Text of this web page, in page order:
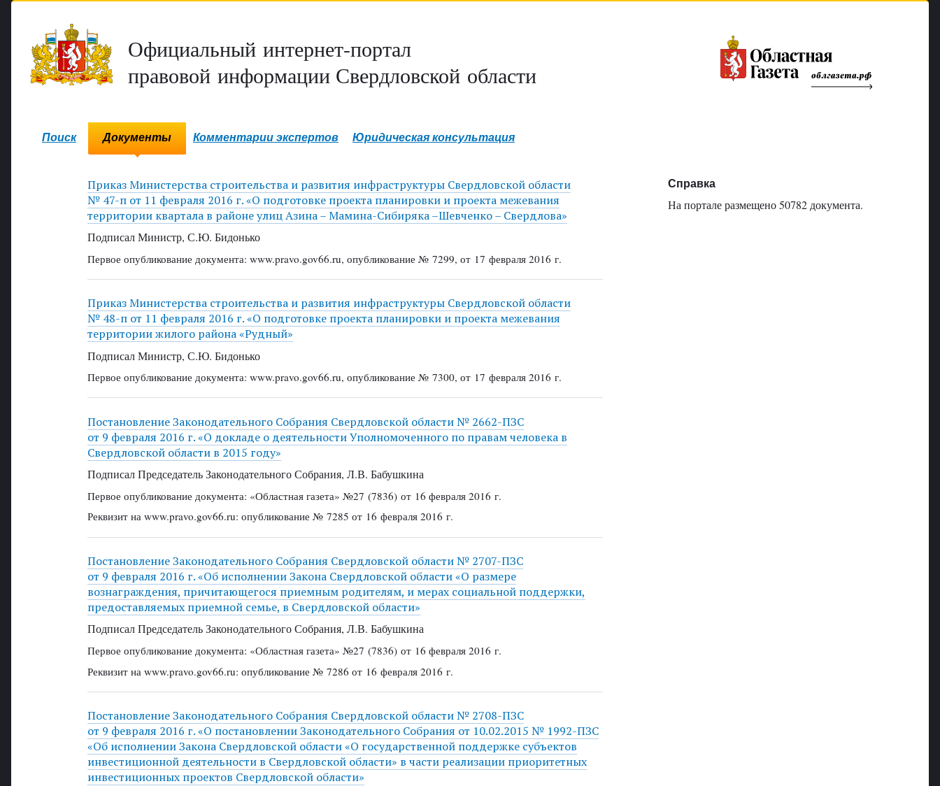
Официальный интернет-портал
правовой информации Свердловской области
Поиск Документы Комментарии экспертов Юридическая консультация
Приказ Министерства строительства и развития инфраструктуры Свердловской области
№ 47-п от 11 февраля 2016 г. «О подготовке проекта планировки и проекта межевания
территории квартала в районе улиц Азина – Мамина-Сибиряка –Шевченко – Свердлова»
Подписал Министр, С.Ю. Бидонько
Первое опубликование документа: www.pravo.gov66.ru, опубликование № 7299, от 17 февраля 2016 г.
Приказ Министерства строительства и развития инфраструктуры Свердловской области
№ 48-п от 11 февраля 2016 г. «О подготовке проекта планировки и проекта межевания
территории жилого района «Рудный»
Подписал Министр, С.Ю. Бидонько
Первое опубликование документа: www.pravo.gov66.ru, опубликование № 7300, от 17 февраля 2016 г.
Постановление Законодательного Собрания Свердловской области № 2662-ПЗС
от 9 февраля 2016 г. «О докладе о деятельности Уполномоченного по правам человека в
Свердловской области в 2015 году»
Подписал Председатель Законодательного Собрания, Л.В. Бабушкина
Первое опубликование документа: «Областная газета» №27 (7836) от 16 февраля 2016 г.
Реквизит на www.pravo.gov66.ru: опубликование № 7285 от 16 февраля 2016 г.
Постановление Законодательного Собрания Свердловской области № 2707-ПЗС
от 9 февраля 2016 г. «Об исполнении Закона Свердловской области «О размере
вознаграждения, причитающегося приемным родителям, и мерах социальной поддержки,
предоставляемых приемной семье, в Свердловской области»
Подписал Председатель Законодательного Собрания, Л.В. Бабушкина
Первое опубликование документа: «Областная газета» №27 (7836) от 16 февраля 2016 г.
Реквизит на www.pravo.gov66.ru: опубликование № 7286 от 16 февраля 2016 г.
Постановление Законодательного Собрания Свердловской области № 2708-ПЗС
от 9 февраля 2016 г. «О постановлении Законодательного Собрания от 10.02.2015 № 1992-ПЗС
«Об исполнении Закона Свердловской области «О государственной поддержке субъектов
инвестиционной деятельности в Свердловской области» в части реализации приоритетных
инвестиционных проектов Свердловской области»
Справка
На портале размещено 50782 документа.